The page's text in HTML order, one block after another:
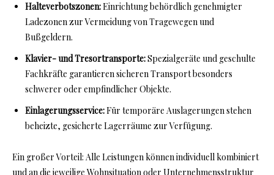
Halteverbotszonen:Einrichtung behördlich genehmigter
Ladezonen zur Vermeidung von Tragewegen und
Bußgeldern.
Klavier- und Tresortransporte:Spezialgeräte und geschulte
Fachkräfte garantieren sicheren Transport besonders
schwerer oder empfindlicher Objekte.
Einlagerungsservice:Für temporäre Auslagerungen stehen
beheizte, gesicherte Lagerräume zur Verfügung.
Ein großer Vorteil: Alle Leistungen können individuell kombiniert
und an die jeweilige Wohnsituation oder Unternehmensstruktur